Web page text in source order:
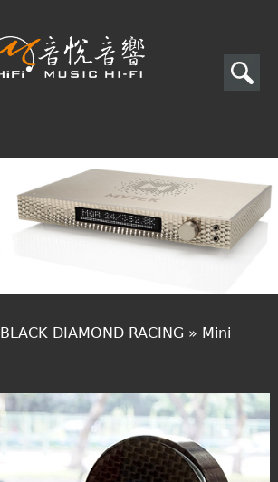
搜
表
單
搜
尋
BLACK DIAMOND RACING » Mini